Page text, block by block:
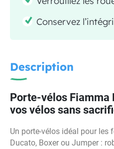
Conservez
Description
Porte-vélos Fiamma
vos vélos sans
Un porte-vélos idéal pour les
Ducato, Boxer ou Jumper :